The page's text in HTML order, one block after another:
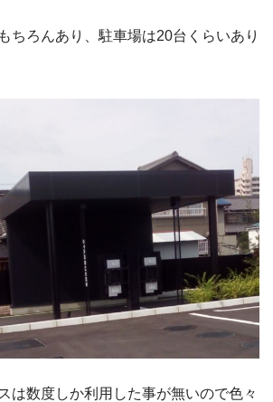
ちろんあり、駐車場は20台くらいあり
は数度しか利用した事が無いので色々